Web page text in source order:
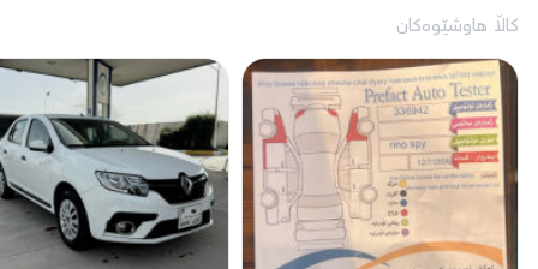
کاڵا هاوشێوەکان